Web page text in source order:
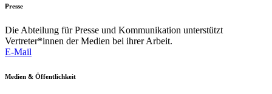
Presse
Die Abteilung für Presse und Kommunikation unterstützt
Vertreter*innen der Medien bei ihrer Arbeit.
E-Mail
Medien & Öffentlichkeit